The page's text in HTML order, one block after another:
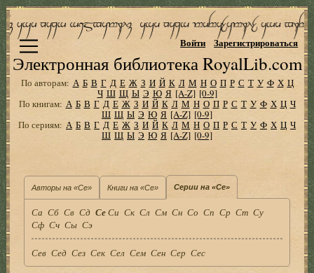
Электронная библиотека RoyalLib.com
Войти Зарегистрироваться
По авторам: А Б В Г Д Е Ж З И Й К Л М Н О П Р С Т У Ф Х Ц
Ч Ш Щ Ы Э Ю Я [A-Z] [0-9]
По книгам: А Б В Г Д Е Ж З И Й К Л М Н О П Р С Т У Ф Х Ц Ч
Ш Щ Ы Э Ю Я [A-Z] [0-9]
По сериям: А Б В Г Д Е Ж З И Й К Л М Н О П Р С Т У Ф Х Ц Ч
Ш Щ Ы Э Ю Я [A-Z] [0-9]
Авторы на «Се» Книги на «Се» Серии на «Се»
Са Сб Св Сд СеСи Ск Сл См Сн Со Сп Ср Ст Су
Сф Сч Сы Сэ
Сев Сед Сез Сек Сел Сем Сен Сер Сес